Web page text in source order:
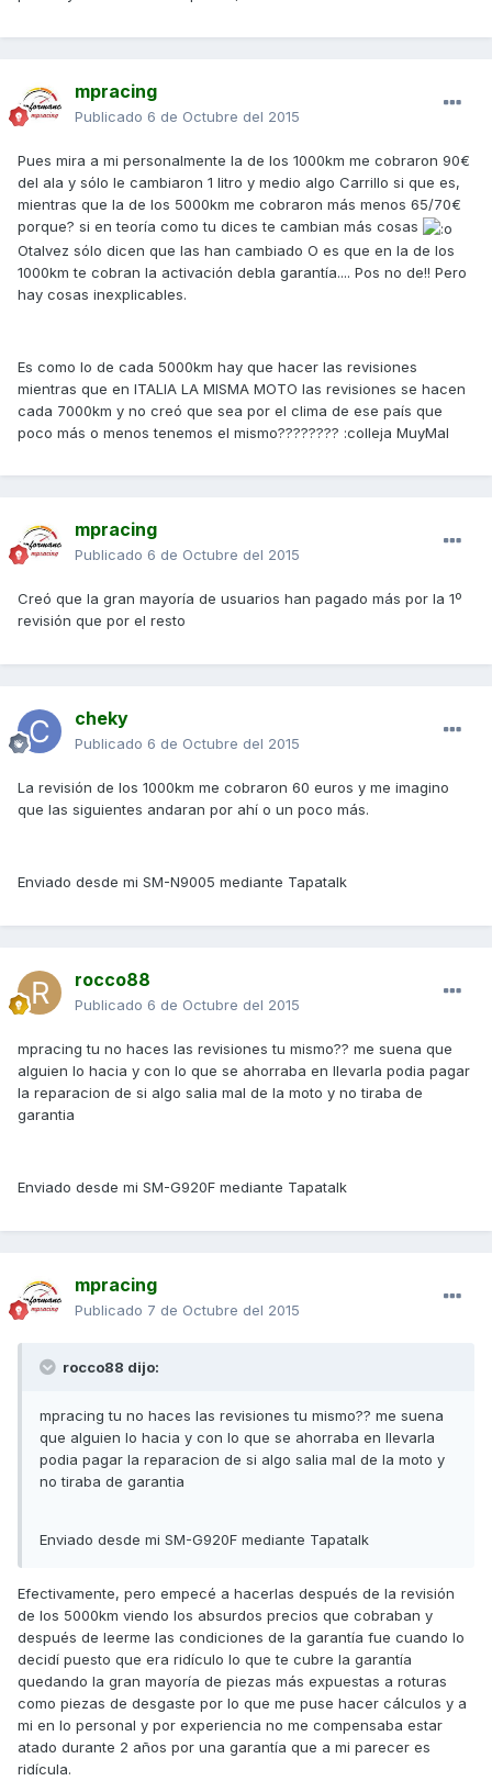
mpracing
Publicado 6 de Octubre del 2015
Pues mira a mi personalmente la de los 1000km me cobraron 90€
del ala y sólo le cambiaron 1 litro y medio algo Carrillo si que es,
mientras que la de los 5000km me cobraron más menos 65/70€
porque? si en teoría como tu dices te cambian más cosas
Otalvez sólo dicen que las han cambiado O es que en la de los
1000km te cobran la activación debla garantía.... Pos no de!! Pero
hay cosas inexplicables.
Es como lo de cada 5000km hay que hacer las revisiones
mientras que en ITALIA LA MISMA MOTO las revisiones se hacen
cada 7000km y no creó que sea por el clima de ese país que
poco más o menos tenemos el mismo???????? :colleja MuyMal
mpracing
Publicado 6 de Octubre del 2015
Creó que la gran mayoría de usuarios han pagado más por la 1º
revisión que por el resto
cheky
Publicado 6 de Octubre del 2015
La revisión de los 1000km me cobraron 60 euros y me imagino
que las siguientes andaran por ahí o un poco más.
Enviado desde mi SM-N9005 mediante Tapatalk
rocco88
Publicado 6 de Octubre del 2015
mpracing tu no haces las revisiones tu mismo?? me suena que
alguien lo hacia y con lo que se ahorraba en llevarla podia pagar
la reparacion de si algo salia mal de la moto y no tiraba de
garantia
Enviado desde mi SM-G920F mediante Tapatalk
mpracing
Publicado 7 de Octubre del 2015
rocco88 dijo:
mpracing tu no haces las revisiones tu mismo?? me suena
que alguien lo hacia y con lo que se ahorraba en llevarla
podia pagar la reparacion de si algo salia mal de la moto y
no tiraba de garantia
Enviado desde mi SM-G920F mediante Tapatalk
Efectivamente, pero empecé a hacerlas después de la revisión
de los 5000km viendo los absurdos precios que cobraban y
después de leerme las condiciones de la garantía fue cuando lo
decidí puesto que era ridículo lo que te cubre la garantía
quedando la gran mayoría de piezas más expuestas a roturas
como piezas de desgaste por lo que me puse hacer cálculos y a
mi en lo personal y por experiencia no me compensaba estar
atado durante 2 años por una garantía que a mi parecer es
ridícula.